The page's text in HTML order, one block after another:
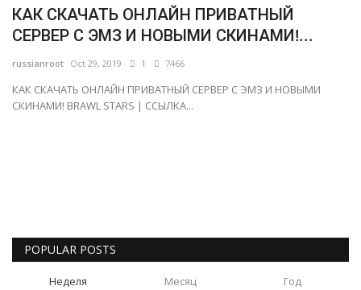
КАК СКАЧАТЬ ОНЛАЙН ПРИВАТНЫЙ
СЕРВЕР С ЭМЗ И НОВЫМИ СКИНАМИ!...
russianroot Oct 29, 2019 1 7466
КАК СКАЧАТЬ ОНЛАЙН ПРИВАТНЫЙ СЕРВЕР С ЭМЗ И НОВЫМИ
СКИНАМИ! BRAWL STARS | ССЫЛКА...
POPULAR POSTS
Неделя Месяц Год